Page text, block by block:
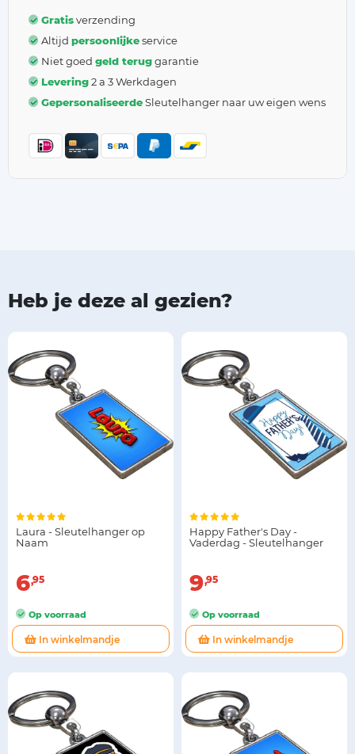
Gratisverzending
Altijd persoonlijkeservice
Niet goed geld teruggarantie
Levering2 a 3 Werkdagen
GepersonaliseerdeSleutelhanger naar uw eigen wens
Heb je deze al gezien?
Laura - Sleutelhanger op
Naam
6 95
Op voorraad
In winkelmandje
Happy Father's Day -
Vaderdag - Sleutelhanger
9 95
Op voorraad
In winkelmandje